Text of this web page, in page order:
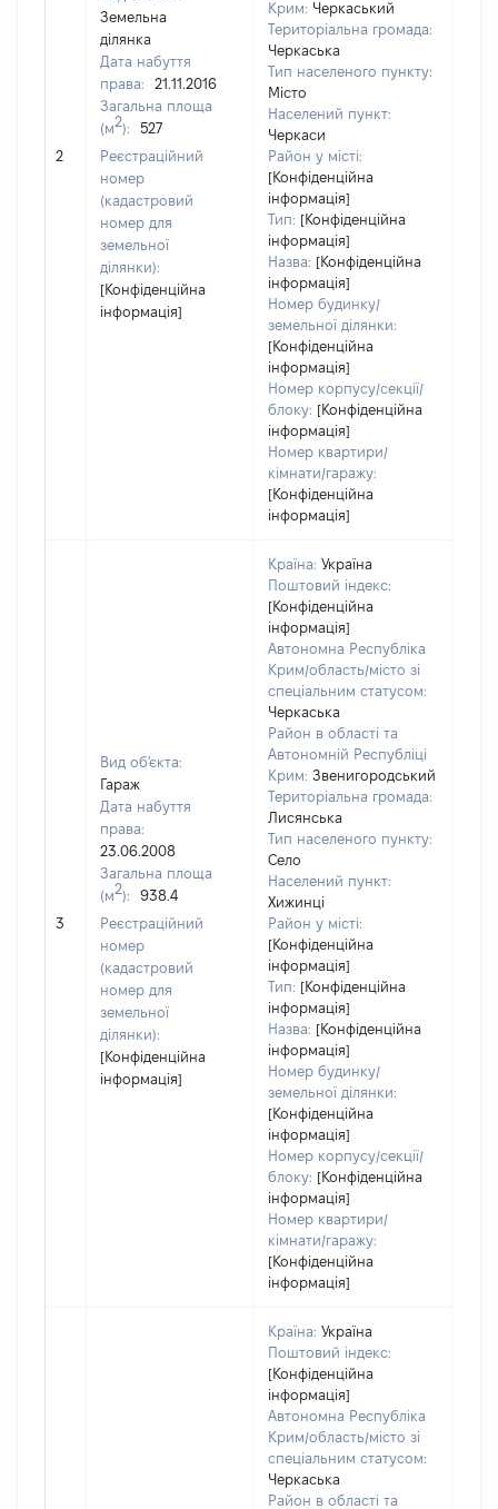
2
Земельна
ділянка
Дата набуття
права:
21.11.2016
Загальна площа
(м2):
527
Реєстраційний
номер
(кадастровий
номер для
земельної
ділянки):
[Конфіденційна
інформація]
Крим: Черкаський
Територіальна громада:
Черкаська
Тип населеного пункту:
Місто
Населений пункт:
Черкаси
Район у місті:
[Конфіденційна
інформація]
Тип: [Конфіденційна
інформація]
Назва: [Конфіденційна
інформація]
Номер будинку/
земельної ділянки:
[Конфіденційна
інформація]
Номер корпусу/секції/
блоку: [Конфіденційна
інформація]
Номер квартири/
кімнати/гаражу:
[Конфіденційна
інформація]
3
Вид об'єкта:
Гараж
Дата набуття
права:
23.06.2008
Загальна площа
(м2):
938.4
Реєстраційний
номер
(кадастровий
номер для
земельної
ділянки):
[Конфіденційна
інформація]
Країна: Україна
Поштовий індекс:
[Конфіденційна
інформація]
Автономна Республіка
Крим/область/місто зі
спеціальним статусом:
Черкаська
Район в області та
Автономній Республіці
Крим: Звенигородський
Територіальна громада:
Лисянська
Тип населеного пункту:
Село
Населений пункт:
Хижинці
Район у місті:
[Конфіденційна
інформація]
Тип: [Конфіденційна
інформація]
Назва: [Конфіденційна
інформація]
Номер будинку/
земельної ділянки:
[Конфіденційна
інформація]
Номер корпусу/секції/
блоку: [Конфіденційна
інформація]
Номер квартири/
кімнати/гаражу:
[Конфіденційна
інформація]
Країна: Україна
Поштовий індекс:
[Конфіденційна
інформація]
Автономна Республіка
Крим/область/місто зі
спеціальним статусом:
Черкаська
Район в області та